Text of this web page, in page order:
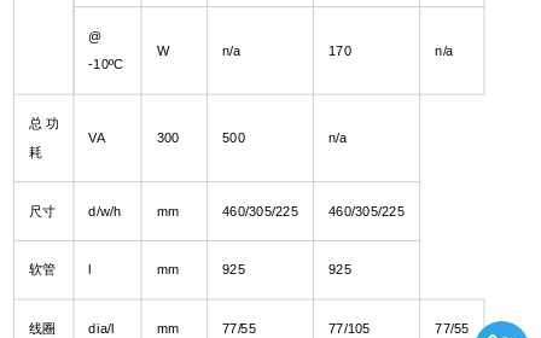
@
-10ºC
W n/a 170 n/a
总功
耗
VA 300 500 n/a
尺寸 d/w/h mm 460/305/225 460/305/225
软管 l mm 925 925
线圈 dia/l mm 77/55 77/105 77/55